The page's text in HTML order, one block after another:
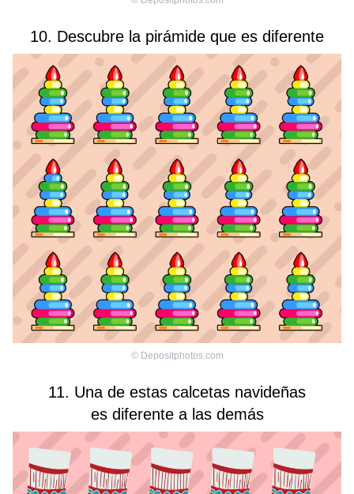
10. Descubre la pirámide que es diferente
© Depositphotos.com
11. Una de estas calcetas navideñas
es diferente a las demás